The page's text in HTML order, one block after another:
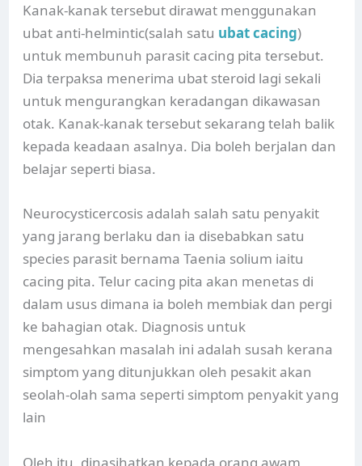
Kanak-kanak tersebut dirawat menggunakan
ubat anti-helmintic(salah satu ubat cacing)
untuk membunuh parasit cacing pita tersebut.
Dia terpaksa menerima ubat steroid lagi sekali
untuk mengurangkan keradangan dikawasan
otak. Kanak-kanak tersebut sekarang telah balik
kepada keadaan asalnya. Dia boleh berjalan dan
belajar seperti biasa.
Neurocysticercosis adalah salah satu penyakit
yang jarang berlaku dan ia disebabkan satu
species parasit bernama Taenia solium iaitu
cacing pita. Telur cacing pita akan menetas di
dalam usus dimana ia boleh membiak dan pergi
ke bahagian otak. Diagnosis untuk
mengesahkan masalah ini adalah susah kerana
simptom yang ditunjukkan oleh pesakit akan
seolah-olah sama seperti simptom penyakit yang
lain
Oleh itu, dinasihatkan kepada orang awam